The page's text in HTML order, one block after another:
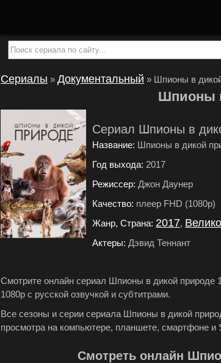
Сериалы » Документальный » Шпионы в
Шпионы
Сериал Шпионы в
Название: Шпионы в дикой
Год выхода: 2017
Режиссер: Джон Даунер
Качество: плеер FHD (1080p)
Жанр, Страна: 2017,
Актеры: Дэвид Теннант.
Смотрите онлайн сериал Шпионы в дикой природе
1080p с русской озвучкой и субтитрами.
Все сезоны и серии сериала Шпионы в дикой
просмотра на компьютере, планшете, смартфоне и
Смотреть онлайн